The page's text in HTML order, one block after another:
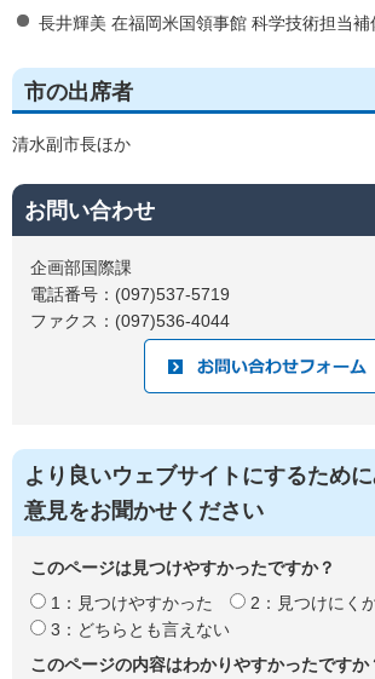
長井輝美 在福岡米国領事館 科学技術担当補
市の出席者
清水副市長ほか
お問い合わせ
企画部国際課
電話番号：(097)537-5719
ファクス：(097)536-4044
より良いウェブサイトにするため
意見をお聞かせください
このページは見つけやすかったですか？
1：見つけやすかった
2：見つけにく
3：どちらとも言えない
このページの内容はわかりやすかったですか